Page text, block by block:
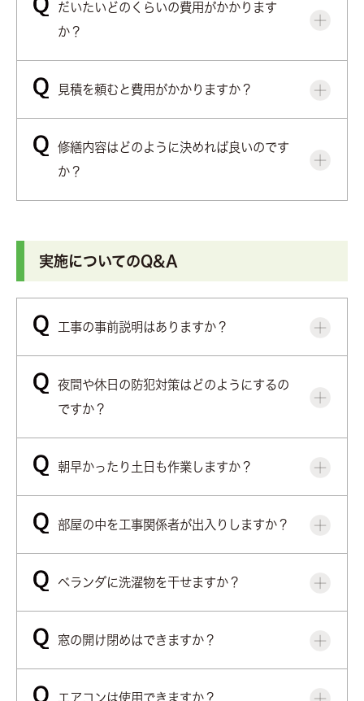
だいたいどのくらいの費用がかかります
か？
見積を頼むと費用がかかりますか？
修繕内容はどのように決めれば良いのです
か？
実施についてのQ&A
工事の事前説明はありますか？
夜間や休日の防犯対策はどのようにするの
ですか？
朝早かったり土日も作業しますか？
部屋の中を工事関係者が出入りしますか？
ベランダに洗濯物を干せますか？
窓の開け閉めはできますか？
エアコンは使用できますか？